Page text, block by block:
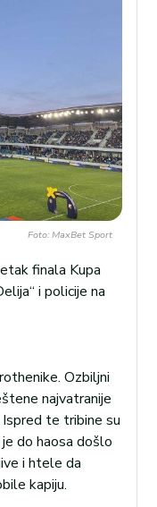
Foto: MaxBet Sport
finala Kupa
i policije na
Ozbiljni
najvatranije
te tribine su
do haosa došlo
i htele da
kapiju.